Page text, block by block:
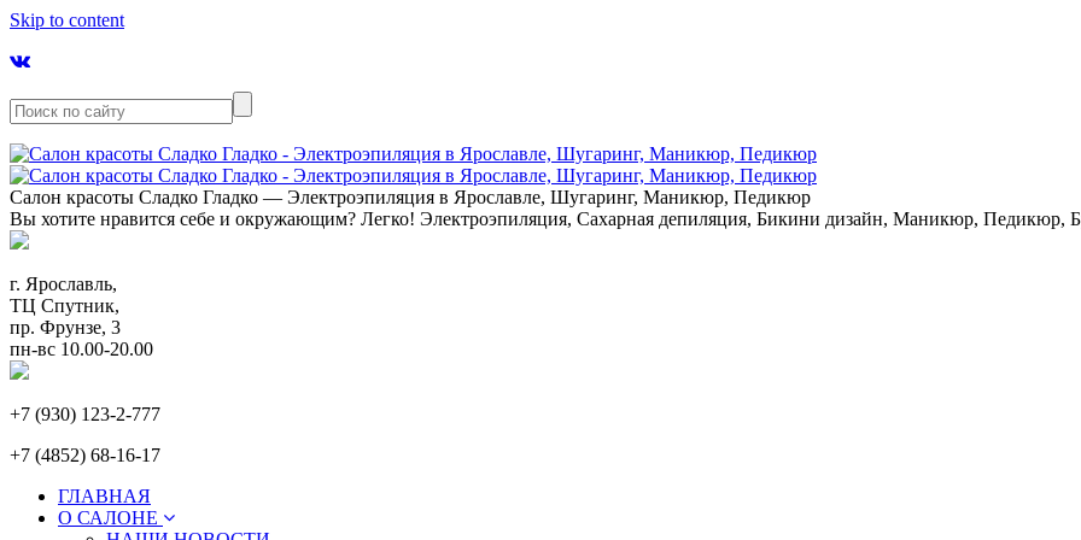
Skip to content
Салон красоты Сладко Гладко — Электроэпиляция в Ярославле, Шугаринг, Маникюр, Педикюр
Вы хотите нравится себе и окружающим? Легко! Электроэпиляция, Сахарная депиляция, Бикини дизайн, Маникюр, Педикюр,
г. Ярославль,
ТЦ Спутник,
пр. Фрунзе, 3
пн-вс 10.00-20.00
+7 (930) 123-2-777
+7 (4852) 68-16-17
ГЛАВНАЯ
О САЛОНЕ